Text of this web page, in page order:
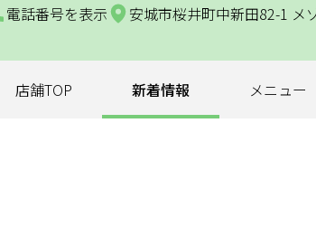
ネイル・まつげ エステ
スクール・
トレーニング
電話番号を表示 安城市桜井町中新田82-1 メ
店舗TOP 新着情報 メニュー